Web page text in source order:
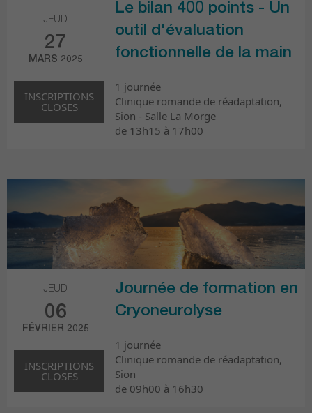
JEUDI
27
MARS 2025
INSCRIPTIONS
CLOSES
Le bilan 400 points - Un
outil d'évaluation
fonctionnelle de la main
1 journée
Clinique romande de réadaptation,
Sion - Salle La Morge
de 13h15 à 17h00
JEUDI
06
FÉVRIER 2025
INSCRIPTIONS
CLOSES
Journée de formation en
Cryoneurolyse
1 journée
Clinique romande de réadaptation,
Sion
de 09h00 à 16h30